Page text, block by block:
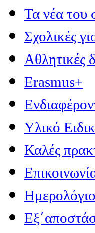
Τα νέα του
Σχολικές
Αθλητικές
Erasmus+
Υλικό
Καλές